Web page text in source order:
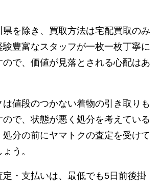
を除き、買取方法は宅配買取のみ
験豊富なスタッフが一枚一枚丁寧に
で、価値が見落とされる心配はあ
は値段のつかない着物の引き取りも
で、状態が悪く処分を考えている
処分の前にヤマトクの査定を受けて
う。
定・支払いは、最低でも5日前後掛